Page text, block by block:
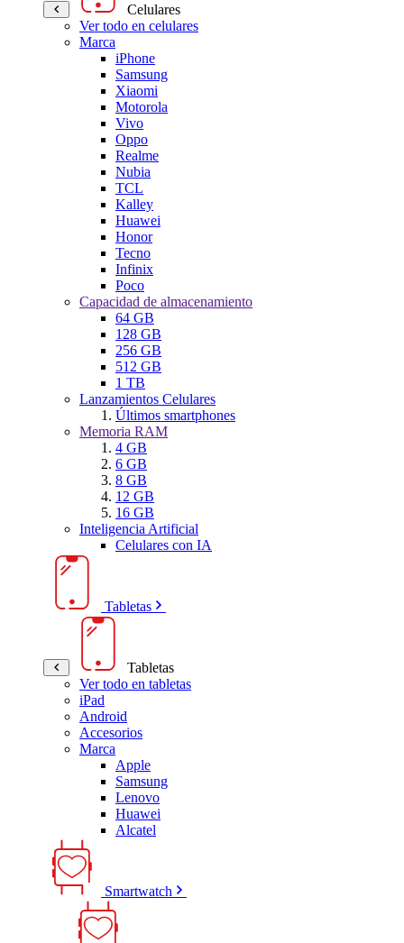
Celulares
Ver todo en celulares
Marca
iPhone
Samsung
Xiaomi
Motorola
Vivo
Oppo
Realme
Nubia
TCL
Kalley
Huawei
Honor
Tecno
Infinix
Poco
Capacidad de almacenamiento
64 GB
128 GB
256 GB
512 GB
1 TB
Lanzamientos Celulares
Últimos smartphones
Memoria RAM
4 GB
6 GB
8 GB
12 GB
16 GB
Inteligencia Artificial
Celulares con IA
Tabletas
Tabletas
Ver todo en tabletas
iPad
Android
Accesorios
Marca
Apple
Samsung
Lenovo
Huawei
Alcatel
Smartwatch